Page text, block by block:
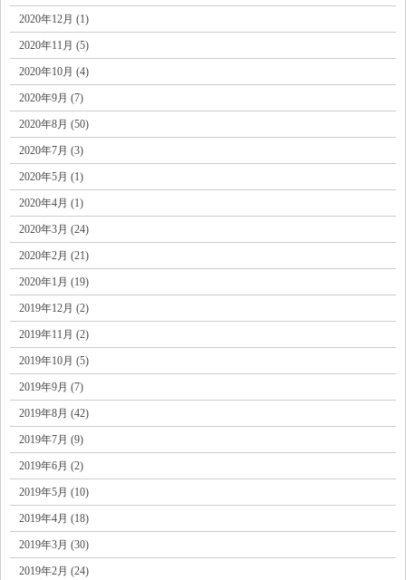
2020年12月 (1)
2020年11月 (5)
2020年10月 (4)
2020年9月 (7)
2020年8月 (50)
2020年7月 (3)
2020年5月 (1)
2020年4月 (1)
2020年3月 (24)
2020年2月 (21)
2020年1月 (19)
2019年12月 (2)
2019年11月 (2)
2019年10月 (5)
2019年9月 (7)
2019年8月 (42)
2019年7月 (9)
2019年6月 (2)
2019年5月 (10)
2019年4月 (18)
2019年3月 (30)
2019年2月 (24)